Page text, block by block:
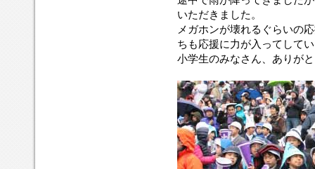
いただきました。
メガホンが壊れるぐらいの
ちも応援に力が入ってして
小学生のみなさん、ありが